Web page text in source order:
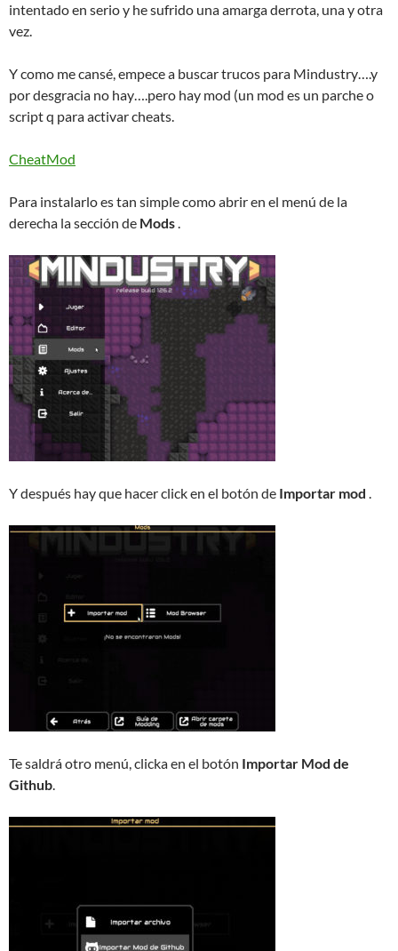
intentado en serio y he sufrido una amarga derrota, una y otra
vez.
Y como me cansé, empece a buscar trucos para Mindustry….y
por desgracia no hay….pero hay mod (un mod es un parche o
script q para activar cheats.
CheatMod
Para instalarlo es tan simple como abrir en el menú de la
derecha la sección de Mods.
Y después hay que hacer click en el botón de Importar mod .
Te saldrá otro menú, clicka en el botón Importar Mod de
Github.